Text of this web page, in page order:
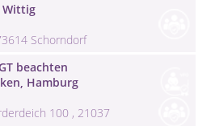
Wittig
Schorndorf
beachten
Hamburg
100 , 21037